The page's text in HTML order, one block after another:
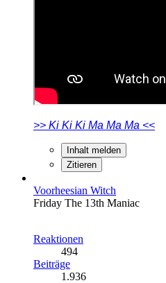
>> Ki Ki Ki Ma Ma Ma <<
Inhalt melden
Zitieren
Voorheesian Witch
Friday The 13th Maniac
Reaktionen
494
Beiträge
1.936